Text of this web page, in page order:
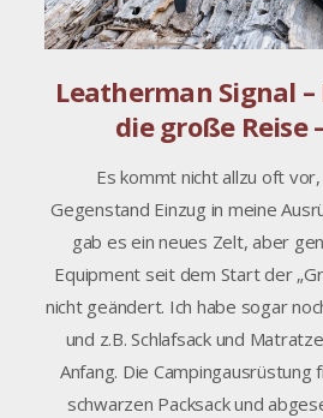
Leatherman Signal
die große Reise
Es kommt nicht allzu oft
Gegenstand Einzug in meine
gab es ein neues Zelt, aber
Equipment seit dem Start der
nicht geändert. Ich habe sogar
und z.B. Schlafsack und
Anfang. Die Campingausrüstung
schwarzen Packsack und